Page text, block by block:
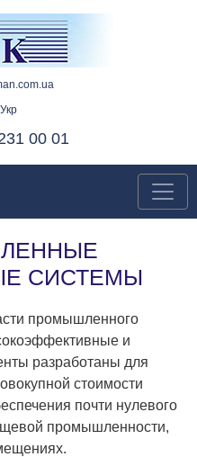
Укр
00 01
СИСТЕМЫ
промышленного
и
разработаны для
стоимости
почти нулевого
промышленности,